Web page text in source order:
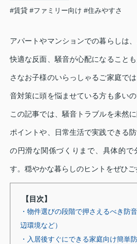
#賃貸 #ファミリー向け #住みやすさ
アパートやマンションでの暮らしは
快適な反面、騒音が心配になること
さなお子様のいらっしゃるご家庭で
音対策に頭を悩ませている方も多いの
この記事では、騒音トラブルを未然
ポイントや、日常生活で実践できる
の円滑な関係づくりまで、具体的で
す。穏やかな暮らしのヒントをぜひご
【目次】
・物件選びの段階で押さえるべき防
辺環境など）
・入居後すぐにできる家庭向け簡単